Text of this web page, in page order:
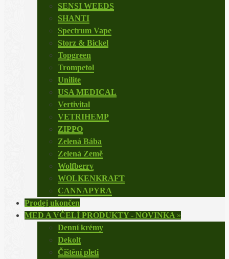
SENSI WEEDS
SHANTI
Spectrum Vape
Storz & Bickel
Topgreen
Trompetol
Unilite
USA MEDICAL
Vertivital
VETRIHEMP
ZIPPO
Zelená Bába
Zelená Země
Wolfberry
WOLKENKRAFT
CANNAPYRA
Prodej ukončen
MED A VČELÍ PRODUKTY - NOVINKA »
Denní krémy
Dekolt
Čištění pleti